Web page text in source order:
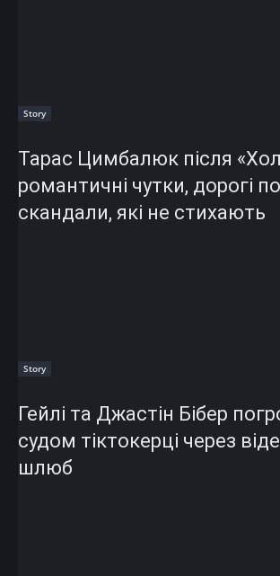
Story
Тарас Цимбалюк після
романтичні чутки, дорогі
скандали, які не стихають
Story
Гейлі та Джастін Бібер
судом тіктокерці через
шлюб